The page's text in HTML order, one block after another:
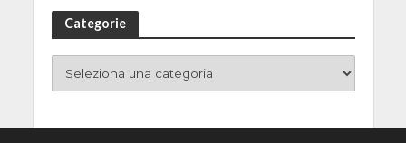
Categorie